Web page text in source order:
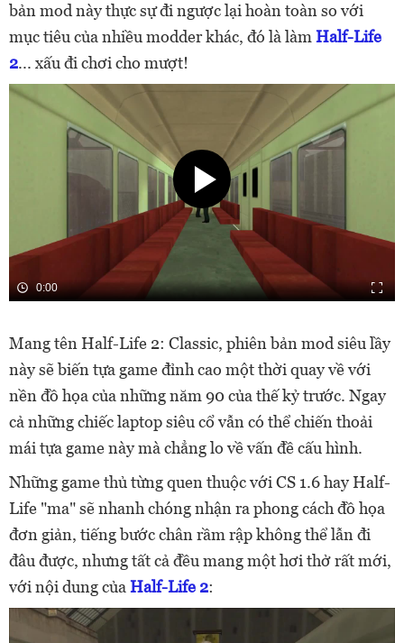
bản mod này thực sự đi ngược lại hoàn toàn so với
mục tiêu của nhiều modder khác, đó là làm Half-Life
2... xấu đi chơi cho mượt!
0:00
Mang tên Half-Life 2: Classic, phiên bản mod siêu lầy
này sẽ biến tựa game đỉnh cao một thời quay về với
nền đồ họa của những năm 90 của thế kỷ trước. Ngay
cả những chiếc laptop siêu cổ vẫn có thể chiến thoải
mái tựa game này mà chẳng lo về vấn đề cấu hình.
Những game thủ từng quen thuộc với CS 1.6 hay Half-
Life "ma" sẽ nhanh chóng nhận ra phong cách đồ họa
đơn giản, tiếng bước chân rầm rập không thể lẫn đi
đâu được, nhưng tất cả đều mang một hơi thở rất mới,
với nội dung của Half-Life 2: